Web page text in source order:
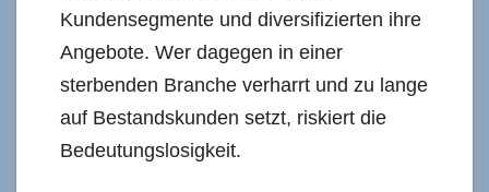
Kundensegmente und diversifizierten ihre
Angebote. Wer dagegen in einer
sterbenden Branche verharrt und zu lange
auf Bestandskunden setzt, riskiert die
Bedeutungslosigkeit.